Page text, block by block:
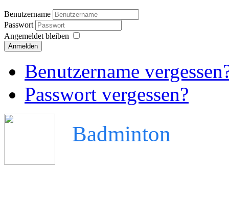
Benutzername
Passwort
Angemeldet bleiben
Anmelden
Benutzername
Passwort vergessen?
Badminton